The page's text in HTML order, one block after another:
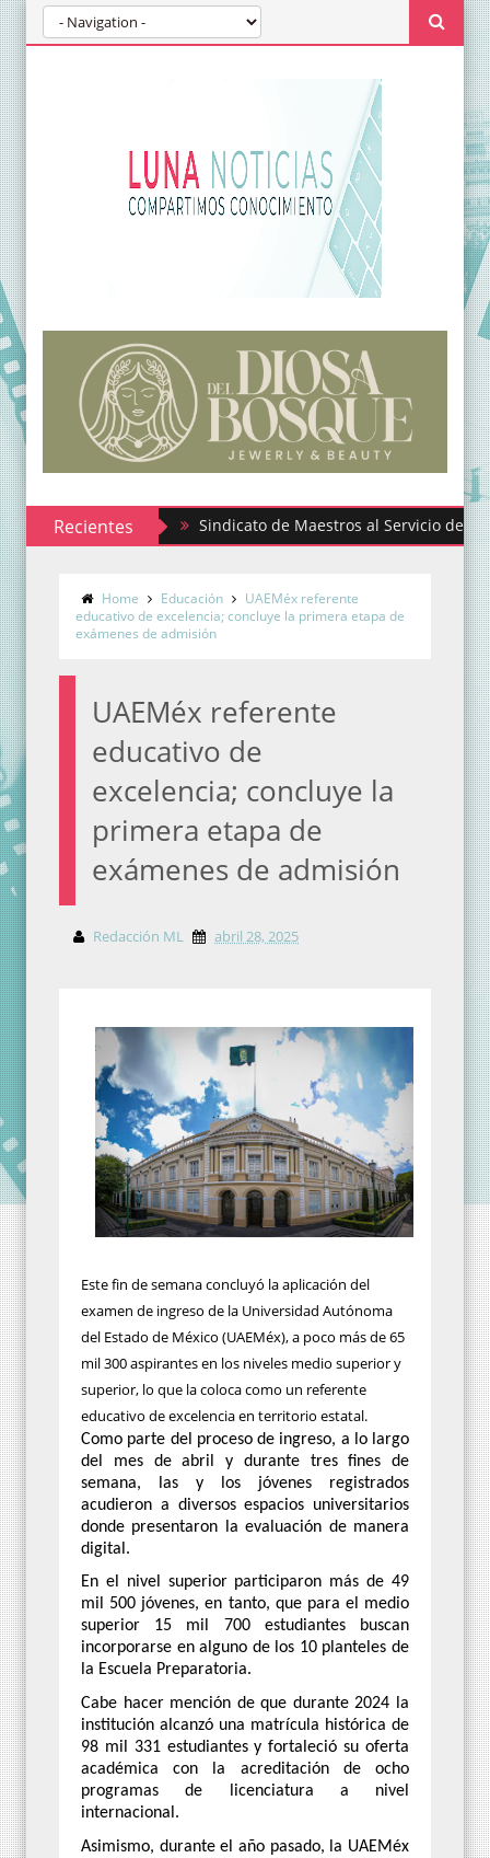
RecientesSindicato de Maestros al Servicio del Estado de
Home Educación
UAEMéx referente
educativo de excelencia; concluye la primera etapa de
exámenes de admisión
UAEMéx referente
educativo de
excelencia; concluye la
primera etapa de
exámenes de admisión
Redacción ML abril 28, 2025
Este fin de semana concluyó la aplicación del
examen de ingreso de la Universidad Autónoma
del Estado de México (UAEMéx), a poco más de 65
mil 300 aspirantes en los niveles medio superior y
superior, lo que la coloca como un referente
educativo de excelencia en territorio estatal.
Como parte del proceso de ingreso, a lo largo
del mes de abril y durante tres fines de
semana, las y los jóvenes registrados
acudieron a diversos espacios universitarios
donde presentaron la evaluación de manera
digital.
En el nivel superior participaron más de 49
mil 500 jóvenes, en tanto, que para el medio
superior 15 mil 700 estudiantes buscan
incorporarse en alguno de los 10 planteles de
la Escuela Preparatoria.
Cabe hacer mención de que durante 2024 la
institución alcanzó una matrícula histórica de
98 mil 331 estudiantes y fortaleció su oferta
académica con la acreditación de ocho
programas de licenciatura a nivel
internacional.
Asimismo, durante el año pasado, la UAEMéx